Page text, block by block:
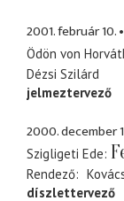
2001. február 10.
Ödön von
Dézsi Szilárd
jelmeztervező
2000. december
Szigligeti Ede
Rendező
díszlettervező